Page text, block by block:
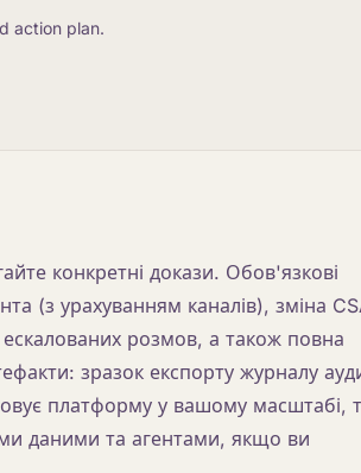
action plan.
конкретні докази. Обов'язкові
(з урахуванням каналів), зміна
розмов, а також повна
зразок експорту журналу
платформу у вашому масштабі,
даними та агентами, якщо ви